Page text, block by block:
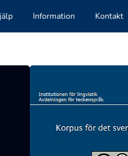
Information Kontakt